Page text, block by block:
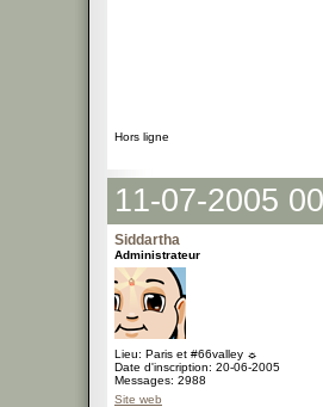
Hors ligne
11-07-2005
Siddartha
Administrateur
Lieu: Paris et #66valley ☼
Date d'inscription: 20-06-2005
Messages: 2988
Site web